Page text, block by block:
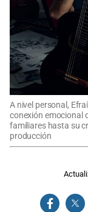
A nivel personal,
conexión emocional
familiares hasta su
producción